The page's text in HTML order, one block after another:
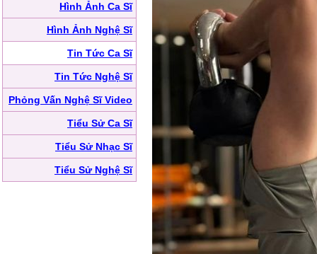
Hình Ảnh Ca Sĩ
Hình Ảnh Nghệ Sĩ
Tin Tức Ca Sĩ
Tin Tức Nghệ Sĩ
Phỏng Vấn Nghệ Sĩ Video
Tiểu Sử Ca Sĩ
Tiểu Sử Nhạc Sĩ
Tiểu Sử Nghệ Sĩ